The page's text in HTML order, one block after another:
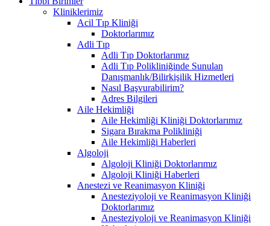
Kliniklerimiz
Acil Tıp Kliniği
Doktorlarımız
Adli Tıp
Adli Tıp Doktorlarımız
Adli Tıp Polikliniğinde Sunulan
Danışmanlık/Bilirkişilik Hizmetleri
Nasıl Başvurabilirim?
Adres Bilgileri
Aile Hekimliği
Aile Hekimliği Kliniği Doktorlarımız
Sigara Bırakma Polikliniği
Aile Hekimliği Haberleri
Algoloji
Algoloji Kliniği Doktorlarımız
Algoloji Kliniği Haberleri
Anestezi ve Reanimasyon Kliniği
Anesteziyoloji ve Reanimasyon Kliniği
Doktorlarımız
Anesteziyoloji ve Reanimasyon Kliniği